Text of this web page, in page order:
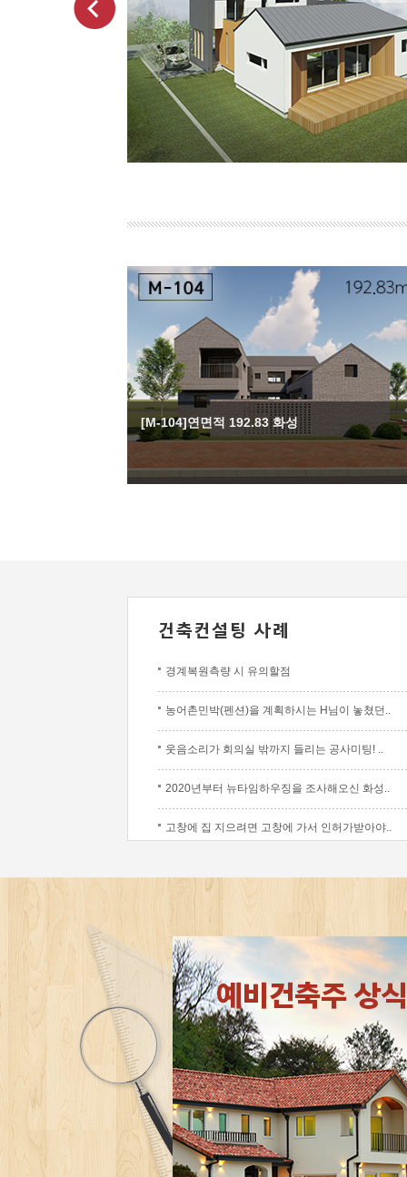
[M-104]연면적 192.83 화성
경계복원측량 시 유의할점
농어촌민박(펜션)을 계획하시는 H님이 놓쳤던..
웃음소리가 회의실 밖까지 들리는 공사미팅! ..
2020년부터 뉴타임하우징을 조사해오신 화성..
고창에 집 지으려면 고창에 가서 인허가받아야..